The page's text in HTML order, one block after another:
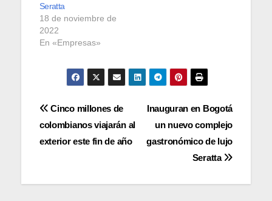
Seratta
18 de noviembre de
2022
En «Empresas»
Navegación
de
Inauguran en Bogotá
un nuevo complejo
gastronómico de lujo
Seratta
Cinco millones de
colombianos viajarán al
exterior este fin de año